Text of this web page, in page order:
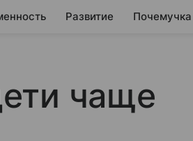
Развитие Почемучка
чаще